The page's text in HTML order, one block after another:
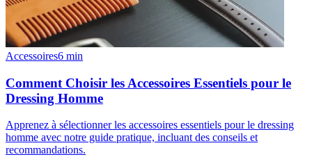
Accessoires6 min
Comment Choisir les Accessoires Essentiels pour le
Dressing Homme
Apprenez à sélectionner les accessoires essentiels pour le dressing
homme avec notre guide pratique, incluant des conseils et
recommandations.